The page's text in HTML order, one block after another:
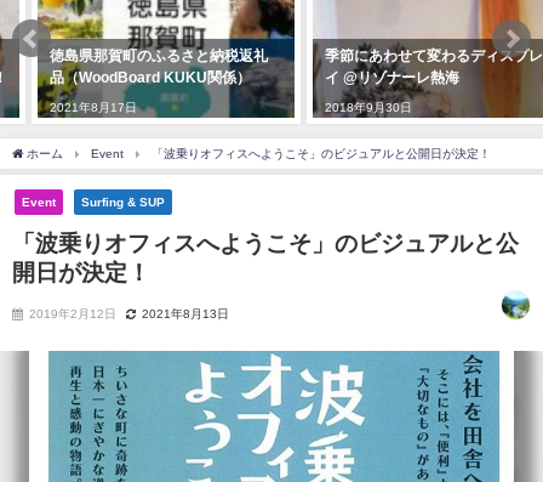
徳島県那賀町のふるさと納税返礼
品（WoodBoard KUKU関係）
2021年8月17日
季節にあわせて変わるディスプレ
イ @リゾナーレ熱海
2018年9月30日
ホーム Event 「波乗りオフィスへようこそ」のビジュアルと公開日が決定！
Event Surfing & SUP
「波乗りオフィスへようこそ」のビジュアルと公
開日が決定！
2019年2月12日 2021年8月13日